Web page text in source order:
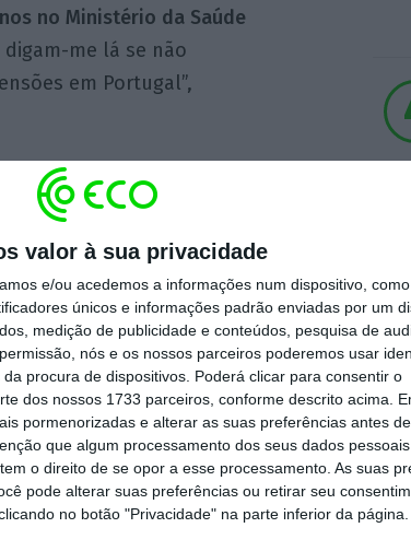
valor à sua privacidade
e/ou acedemos a informações num dispositivo,
únicos e informações padrão enviadas por um
medição de publicidade e conteúdos, pesquisa de
nós e os nossos parceiros poderemos usar
procura de dispositivos. Poderá clicar para consentir o
dos nossos 1733 parceiros, conforme descrito acima.
pormenorizadas e alterar as suas preferências antes
que algum processamento dos seus dados
o direito de se opor a esse processamento. As suas
pode alterar suas preferências ou retirar seu
no botão "Privacidade" na parte inferior da página.
no Ministério da Saúde
digam-me lá se não
em Portugal”,
do que
acesso a notícias
e especiais que